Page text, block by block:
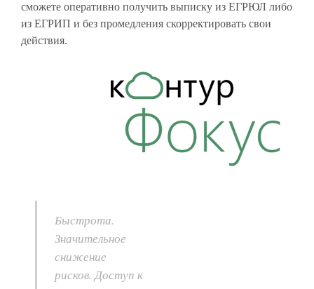
сможете оперативно получить выписку из ЕГРЮЛ либо
из ЕГРИП и без промедления скорректировать свои
действия.
Быстрота.
Значительное
снижение
рисков. Доступ к